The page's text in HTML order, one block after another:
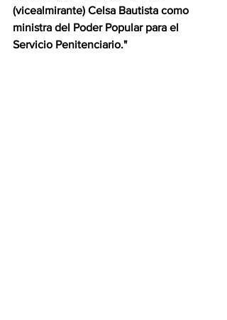
(vicealmirante) Celsa Bautista como
ministra del Poder Popular para el
Servicio Penitenciario."